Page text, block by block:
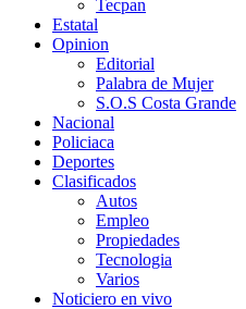
Tecpan
Estatal
Opinion
Editorial
Palabra de Mujer
S.O.S Costa Grande
Nacional
Policiaca
Deportes
Clasificados
Autos
Empleo
Propiedades
Tecnologia
Varios
Noticiero en vivo